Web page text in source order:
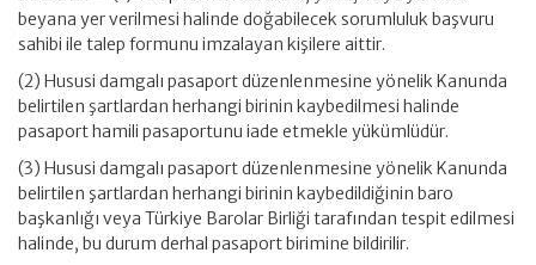
beyana yer verilmesi halinde doğabilecek sorumluluk başvuru
sahibi ile talep formunu imzalayan kişilere aittir.
(2) Hususi damgalı pasaport düzenlenmesine yönelik Kanunda
belirtilen şartlardan herhangi birinin kaybedilmesi halinde
pasaport hamili pasaportunu iade etmekle yükümlüdür.
(3) Hususi damgalı pasaport düzenlenmesine yönelik Kanunda
belirtilen şartlardan herhangi birinin kaybedildiğinin baro
başkanlığı veya Türkiye Barolar Birliği tarafından tespit edilmesi
halinde, bu durum derhal pasaport birimine bildirilir.